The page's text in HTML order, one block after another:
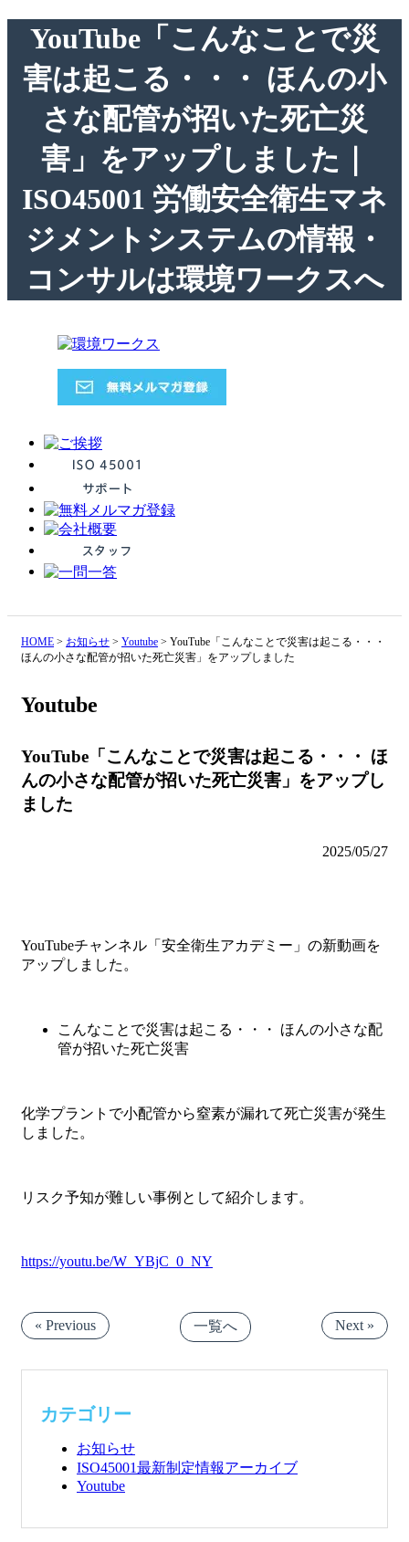
YouTube「こんなことで災
害は起こる・・・ ほんの小
さな配管が招いた死亡災
害」をアップしました｜
ISO45001 労働安全衛生マネ
ジメントシステムの情報・
コンサルは環境ワークスへ
HOME > お知らせ > Youtube > YouTube「こんなことで災害は起こる・・・
ほんの小さな配管が招いた死亡災害」をアップしました
Youtube
YouTube「こんなことで災害は起こる・・・ ほ
んの小さな配管が招いた死亡災害」をアップし
ました
2025/05/27
YouTubeチャンネル「安全衛生アカデミー」の新動画を
アップしました。
こんなことで災害は起こる・・・ ほんの小さな配
管が招いた死亡災害
化学プラントで小配管から窒素が漏れて死亡災害が発生
しました。
リスク予知が難しい事例として紹介します。
https://youtu.be/W_YBjC_0_NY
« Previous 一覧へ Next »
カテゴリー
お知らせ
ISO45001最新制定情報アーカイブ
Youtube